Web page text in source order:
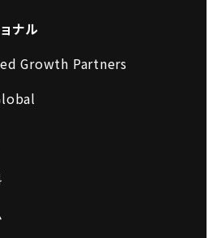
ナル
Growth Partners